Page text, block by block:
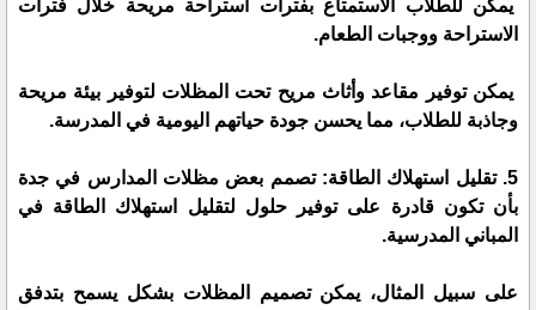
يمكن للطلاب الاستمتاع بفترات استراحة مريحة خلال فترات
الاستراحة ووجبات الطعام.
يمكن توفير مقاعد وأثاث مريح تحت المظلات لتوفير بيئة مريحة
وجاذبة للطلاب، مما يحسن جودة حياتهم اليومية في المدرسة.
5. تقليل استهلاك الطاقة: تصمم بعض مظلات المدارس في جدة
بأن تكون قادرة على توفير حلول لتقليل استهلاك الطاقة في
المباني المدرسية.
على سبيل المثال، يمكن تصميم المظلات بشكل يسمح بتدفق